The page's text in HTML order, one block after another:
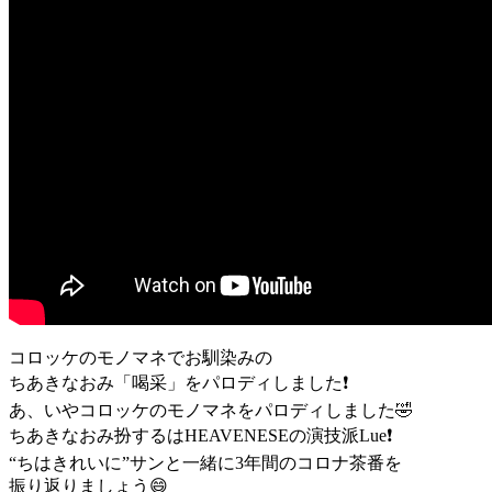
コロッケのモノマネでお馴染みの
ちあきなおみ「喝采」をパロディしました❗️
あ、いやコロッケのモノマネをパロディしました🤣
ちあきなおみ扮するはHEAVENESEの演技派Lue❗️
“ちはきれいに”サンと一緒に3年間のコロナ茶番を
振り返りましょう😄